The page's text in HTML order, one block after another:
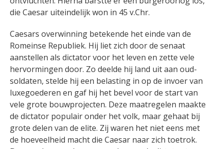
die Caesar uiteindelijk won in 45 v.Chr.
Caesars overwinning betekende het einde van de
Romeinse Republiek. Hij liet zich door de senaat
aanstellen als dictator voor het leven en zette vele
hervormingen door. Zo deelde hij land uit aan oud-
soldaten, stelde hij een belasting in op de invoer van
luxegoederen en gaf hij het bevel voor de start van
vele grote bouwprojecten. Deze maatregelen maakte
de dictator populair onder het volk, maar gehaat bij
grote delen van de elite. Zij waren het niet eens met
de hoeveelheid macht die Caesar naar zich toetrok.